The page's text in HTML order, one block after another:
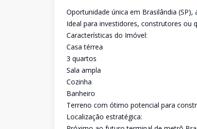
Oportunidade única em Brasilândia
Ideal para investidores, construtores
Características do Imóvel:
Casa térrea
3 quartos
Sala ampla
Cozinha
Banheiro
Terreno com ótimo potencial para
Localização estratégica: